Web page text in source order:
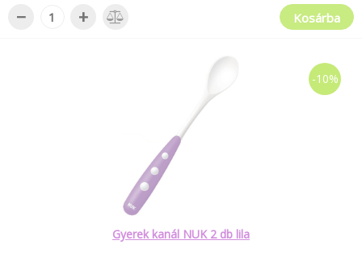
− + Kosárba
-10%
Gyerek kanál NUK 2 db lila